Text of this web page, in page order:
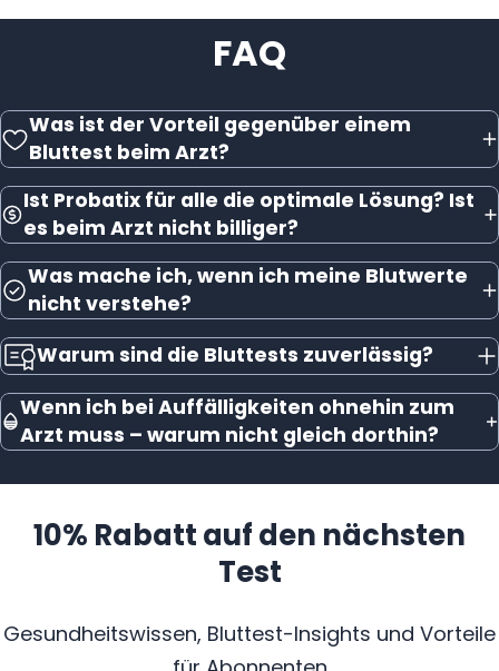
FAQ
Was ist der Vorteil gegenüber einem
Bluttest beim Arzt?
Ist Probatix für alle die optimale Lösung? Ist
es beim Arzt nicht billiger?
Was mache ich, wenn ich meine Blutwerte
nicht verstehe?
Warum sind die Bluttests zuverlässig?
Wenn ich bei Auffälligkeiten ohnehin zum
Arzt muss – warum nicht gleich dorthin?
10% Rabatt auf den nächsten
Test
Gesundheitswissen, Bluttest-Insights und Vorteile
für Abonnenten